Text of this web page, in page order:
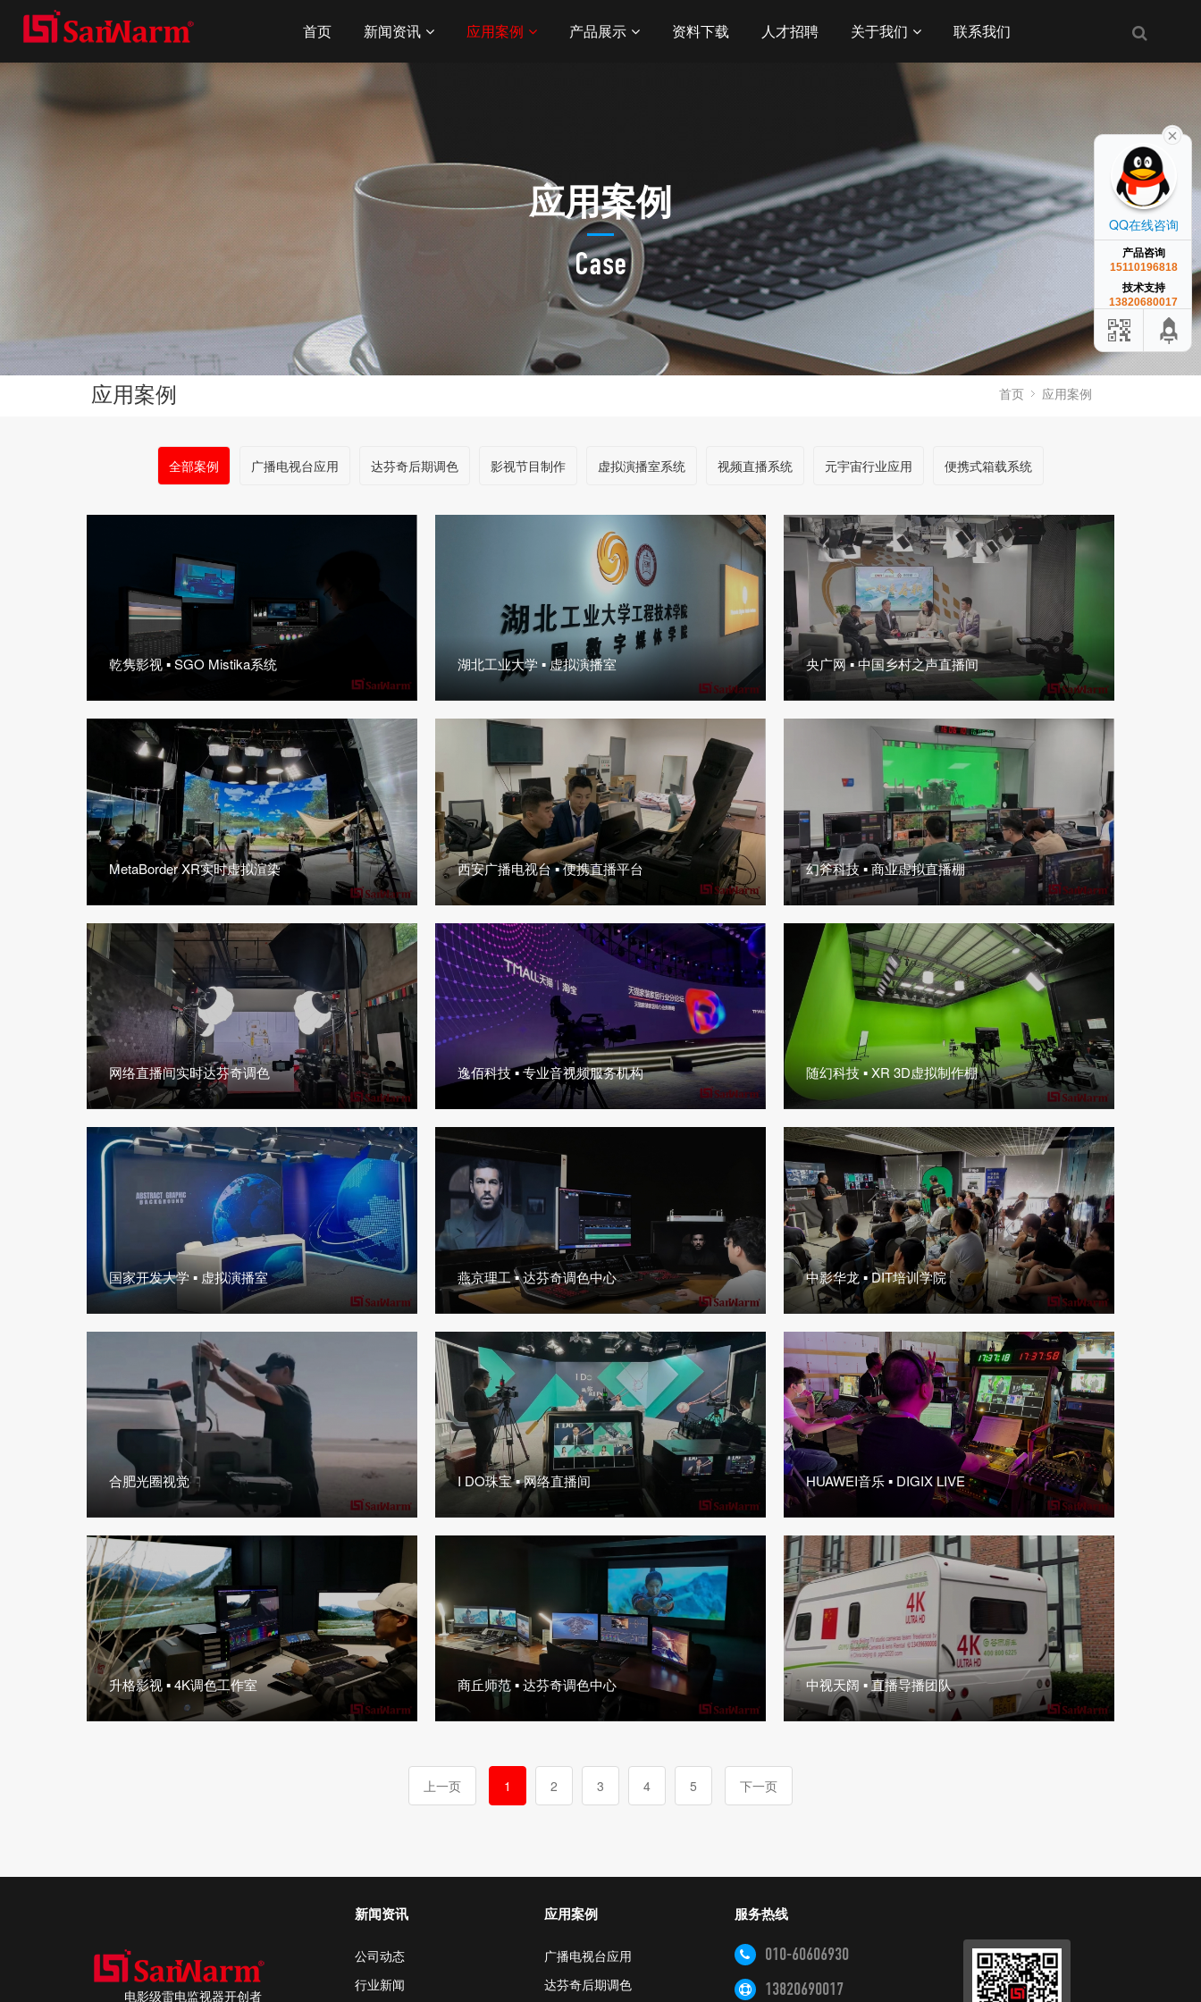
首页 新闻资讯 应用案例 产品展示 资料下载 人才招聘 关于我们 联系我们
应用案例
Case
应用案例 首页 应用案例
全部案例 广播电视台应用 达芬奇后期调色 影视节目制作 虚拟演播室系统 视频直播系统 元宇宙行业应用 便携式箱载系统
乾隽影视 ▪ SGO Mistika系统 湖北工业大学 ▪ 虚拟演播室 央广网 ▪ 中国乡村之声直播间
MetaBorder XR实时虚拟渲染 西安广播电视台 ▪ 便携直播平台 幻斧科技 ▪ 商业虚拟直播棚
网络直播间实时达芬奇调色 逸佰科技 ▪ 专业音视频服务机构 随幻科技 ▪ XR 3D虚拟制作棚
国家开发大学 ▪ 虚拟演播室 燕京理工 ▪ 达芬奇调色中心 中影华龙 ▪ DIT培训学院
合肥光圈视觉 I DO珠宝 ▪ 网络直播间 HUAWEI音乐 ▪ DIGIX LIVE
升格影视 ▪ 4K调色工作室 商丘师范 ▪ 达芬奇调色中心 中视天阔 ▪ 直播导播团队
上一页 1 2 3 4 5 下一页
电影级雷电监视器开创者
新闻资讯
公司动态
行业新闻
应用案例
广播电视台应用
达芬奇后期调色
服务热线
010-60606930
13820690017
QQ在线咨询
产品咨询
15110196818
技术支持
13820680017